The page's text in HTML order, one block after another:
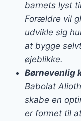
barnets lyst
Forældre vil
udvikle sig
at bygge
øjeblikke.
Børnevenlig
Babolat
skabe en
er formet til